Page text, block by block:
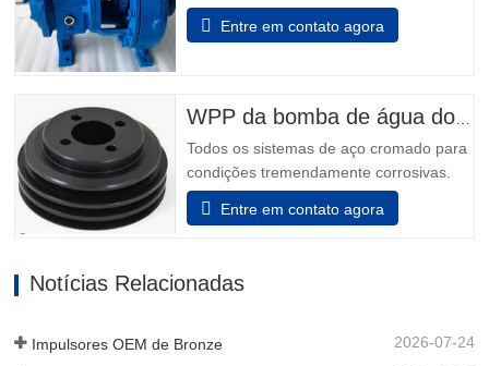
indústrias química, petroquímica, pasta &
papel, metais primários, alimentos &
os melhores - Modelo 3196. Power Ends
são o resultado de mais de 160…
Entre em contato agora
WPP da bomba de água do motor
Todos os sistemas de aço cromado para
condições tremendamente corrosivas.
todos os elementos que incluem o
adaptador e a unidade de rolamento são
que o dispositivo auxiliar da unidade de
Entre em contato agora
Notícias Relacionadas
Impulsores OEM de Bronze 2026-07-24